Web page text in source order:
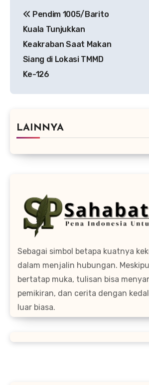
pos
Pendim 1005/Barito
Kuala Tunjukkan
Keakraban Saat Makan
Siang di Lokasi TMMD
Ke-126
LAINNYA
Sebagai simbol betapa kuatnya
dalam menjalin hubungan.
bertatap muka, tulisan bisa
pemikiran, dan cerita dengan
luar biasa.